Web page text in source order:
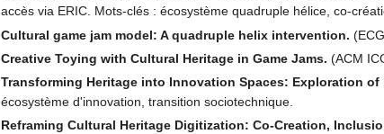
accès via ERIC. Mots-clés : écosystème quadruple hélice, co-
Cultural game jam model: A quadruple helix intervention.
Creative Toying with Cultural Heritage in Game Jams. (ACM
Transforming Heritage into Innovation Spaces: Exploration of
écosystème d'innovation, transition sociotechnique.
Reframing Cultural Heritage Digitization: Co-Creation,